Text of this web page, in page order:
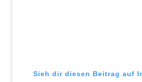
Sieh dir diesen Beitrag auf